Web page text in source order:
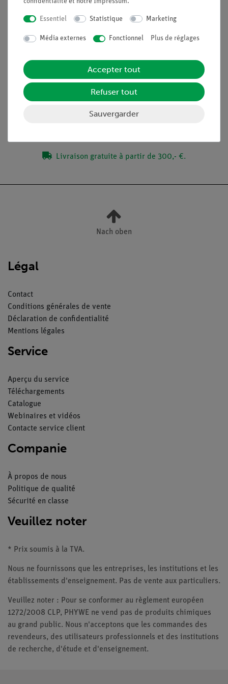
Acquisition de données à haute résolution (jusqu'à 10
kHz).
Alimentation pour élèves conforme à la norme RiSU.
Contenu de livraison
Médias / Téléchargements
Livraison gratuite à partir de 300,- €.
Nach oben
Légal
Contact
Conditions générales de vente
Déclaration de confidentialité
Mentions légales
Service
Aperçu du service
Téléchargements
Catalogue
Webinaires et vidéos
Contacte service client
Companie
À propos de nous
Politique de qualité
Sécurité en classe
Veuillez noter
* Prix soumis à la TVA.
Nous ne fournissons que les entreprises, les institutions et les
établissements d'enseignement. Pas de vente aux particuliers.
Veuillez noter : Pour se conformer au règlement européen
1272/2008 CLP, PHYWE ne vend pas de produits chimiques
au grand public. Nous n'acceptons que les commandes des
revendeurs, des utilisateurs professionnels et des institutions
de recherche, d'étude et d'enseignement.
Essentiel Statistique Marketing
Média externes Fonctionnel Plus de réglages
Accepter tout
Refuser tout
Sauvergarder